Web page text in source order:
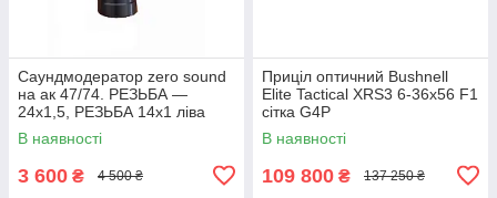
Саундмодератор zero sound
на ак 47/74. РЕЗЬБА —
24х1,5, РЕЗЬБА 14х1 ліва
В наявності
3 600 ₴ 4 500 ₴
Приціл оптичний Bushnell
Elite Tactical XRS3 6-36x56 F1
сітка G4P
В наявності
109 800 ₴ 137 250 ₴